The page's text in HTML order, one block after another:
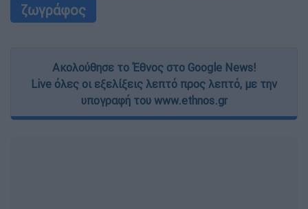
ζωγράφος
Ακολούθησε το Έθνος στο Google News!
Live όλες οι εξελίξεις λεπτό προς λεπτό, με την
υπογραφή του www.ethnos.gr